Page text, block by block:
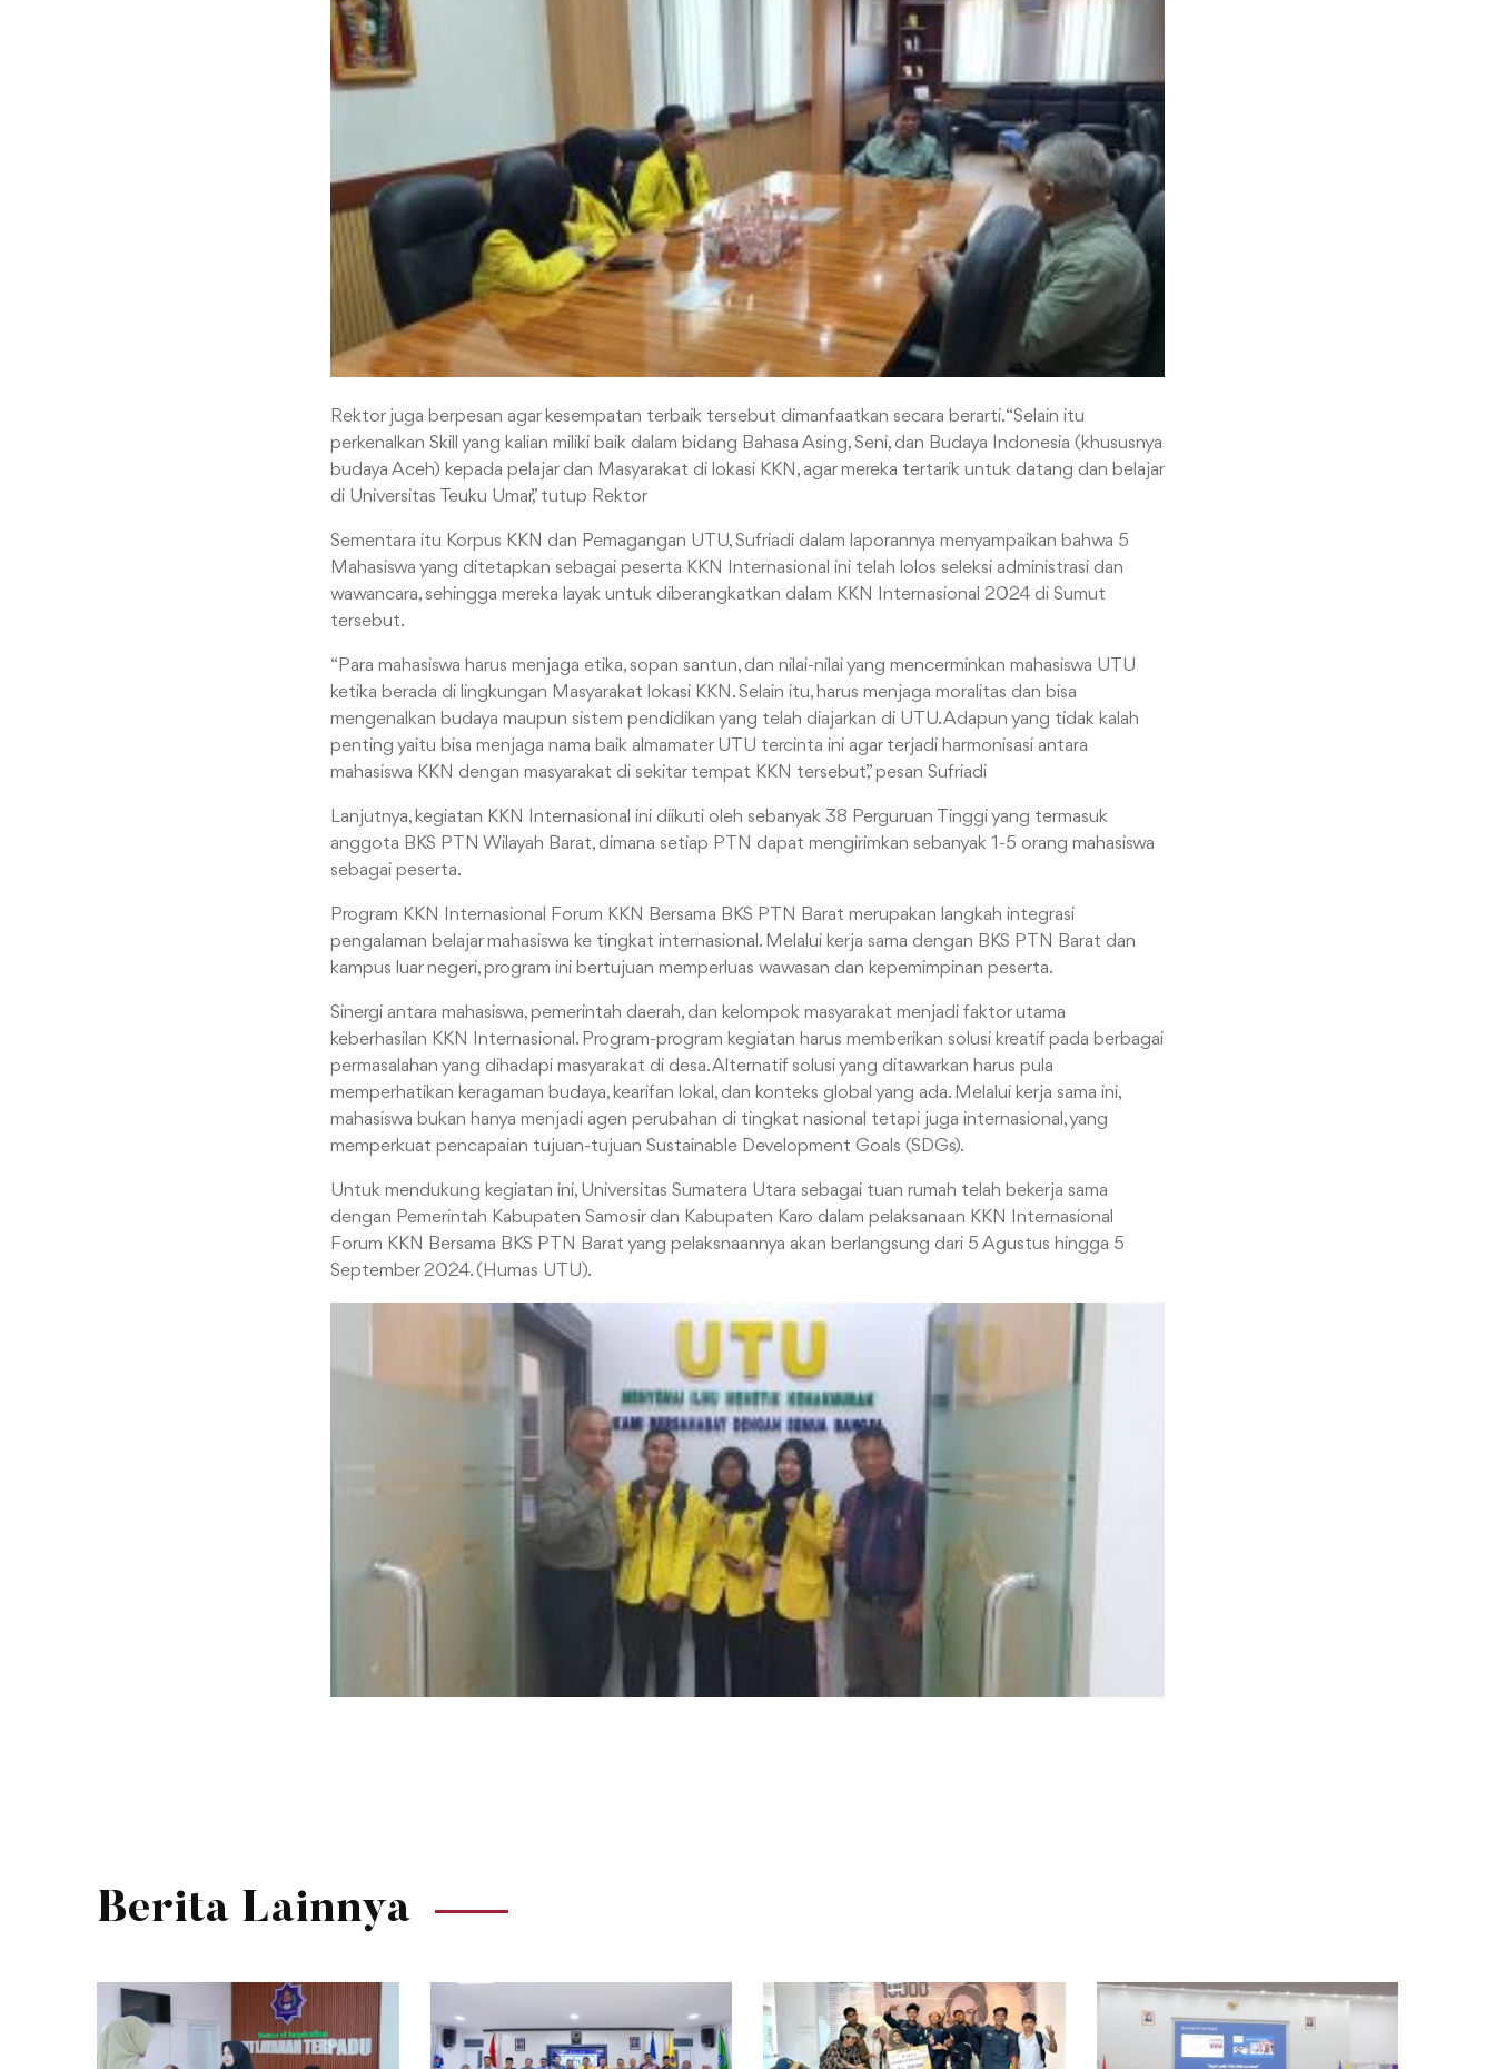
Rektor juga berpesan agar kesempatan terbaik tersebut dimanfaatkan secara berarti. “Selain itu
perkenalkan Skill yang kalian miliki baik dalam bidang Bahasa Asing, Seni, dan Budaya Indonesia (khususnya
budaya Aceh) kepada pelajar dan Masyarakat di lokasi KKN, agar mereka tertarik untuk datang dan belajar
di Universitas Teuku Umar,” tutup Rektor
Sementara itu Korpus KKN dan Pemagangan UTU, Sufriadi dalam laporannya menyampaikan bahwa 5
Mahasiswa yang ditetapkan sebagai peserta KKN Internasional ini telah lolos seleksi administrasi dan
wawancara, sehingga mereka layak untuk diberangkatkan dalam KKN Internasional 2024 di Sumut
tersebut.
“Para mahasiswa harus menjaga etika, sopan santun, dan nilai-nilai yang mencerminkan mahasiswa UTU
ketika berada di lingkungan Masyarakat lokasi KKN. Selain itu, harus menjaga moralitas dan bisa
mengenalkan budaya maupun sistem pendidikan yang telah diajarkan di UTU. Adapun yang tidak kalah
penting yaitu bisa menjaga nama baik almamater UTU tercinta ini agar terjadi harmonisasi antara
mahasiswa KKN dengan masyarakat di sekitar tempat KKN tersebut,” pesan Sufriadi
Lanjutnya, kegiatan KKN Internasional ini diikuti oleh sebanyak 38 Perguruan Tinggi yang termasuk
anggota BKS PTN Wilayah Barat, dimana setiap PTN dapat mengirimkan sebanyak 1-5 orang mahasiswa
sebagai peserta.
Program KKN Internasional Forum KKN Bersama BKS PTN Barat merupakan langkah integrasi
pengalaman belajar mahasiswa ke tingkat internasional. Melalui kerja sama dengan BKS PTN Barat dan
kampus luar negeri, program ini bertujuan memperluas wawasan dan kepemimpinan peserta.
Sinergi antara mahasiswa, pemerintah daerah, dan kelompok masyarakat menjadi faktor utama
keberhasilan KKN Internasional. Program-program kegiatan harus memberikan solusi kreatif pada berbagai
permasalahan yang dihadapi masyarakat di desa. Alternatif solusi yang ditawarkan harus pula
memperhatikan keragaman budaya, kearifan lokal, dan konteks global yang ada. Melalui kerja sama ini,
mahasiswa bukan hanya menjadi agen perubahan di tingkat nasional tetapi juga internasional, yang
memperkuat pencapaian tujuan-tujuan Sustainable Development Goals (SDGs).
Untuk mendukung kegiatan ini, Universitas Sumatera Utara sebagai tuan rumah telah bekerja sama
dengan Pemerintah Kabupaten Samosir dan Kabupaten Karo dalam pelaksanaan KKN Internasional
Forum KKN Bersama BKS PTN Barat yang pelaksnaannya akan berlangsung dari 5 Agustus hingga 5
September 2024. (Humas UTU).
Berita Lainnya